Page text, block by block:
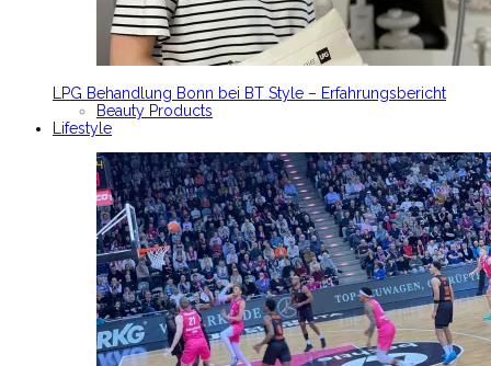
LPG Behandlung Bonn bei BT Style – Erfahrungsbericht
Beauty Products
Lifestyle